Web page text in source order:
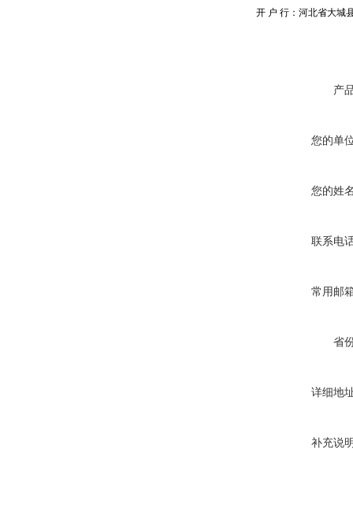
开 户 行：河北省大城
产
您的单
您的姓
联系电
常用邮
省
详细地
补充说